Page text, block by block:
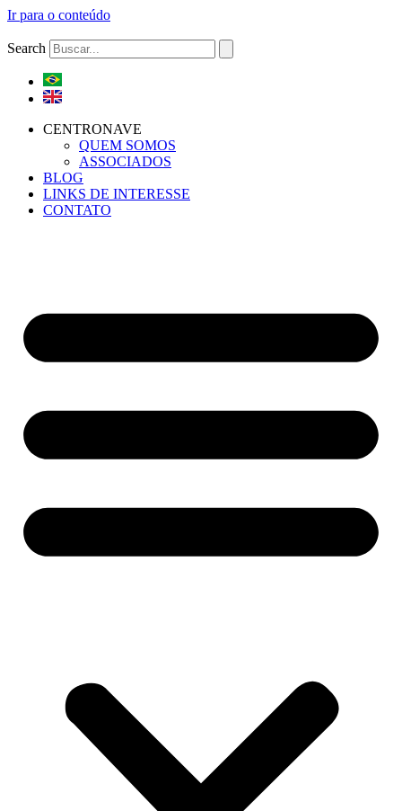
Ir para o conteúdo
Search
CENTRONAVE
QUEM SOMOS
ASSOCIADOS
BLOG
LINKS DE INTERESSE
CONTATO